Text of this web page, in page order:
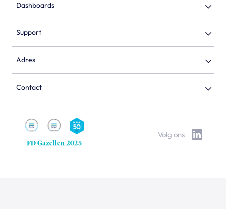
Dashboards
Support
Adres
Contact
Volg ons